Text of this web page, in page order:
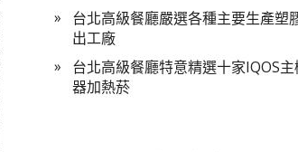
台北高級餐廳嚴選各種主要生產塑
出工廠
台北高級餐廳特意精選十家IQOS
器加熱菸